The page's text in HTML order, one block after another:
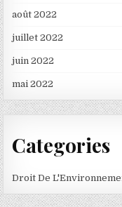
août 2022
juillet 2022
juin 2022
mai 2022
Categories
Droit De